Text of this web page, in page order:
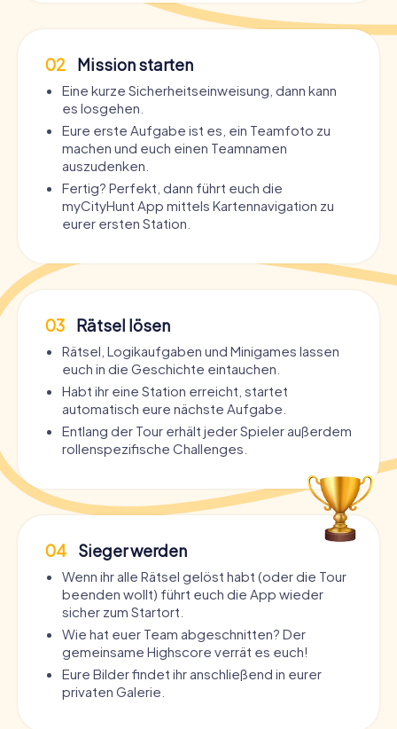
02 Mission starten
Eine kurze Sicherheitseinweisung, dann kann
es losgehen.
Eure erste Aufgabe ist es, ein Teamfoto zu
machen und euch einen Teamnamen
auszudenken.
Fertig? Perfekt, dann führt euch die
myCityHunt App mittels Kartennavigation zu
eurer ersten Station.
03 Rätsel lösen
Rätsel, Logikaufgaben und Minigames lassen
euch in die Geschichte eintauchen.
Habt ihr eine Station erreicht, startet
automatisch eure nächste Aufgabe.
Entlang der Tour erhält jeder Spieler außerdem
rollenspezifische Challenges.
04 Sieger werden
Wenn ihr alle Rätsel gelöst habt (oder die Tour
beenden wollt) führt euch die App wieder
sicher zum Startort.
Wie hat euer Team abgeschnitten? Der
gemeinsame Highscore verrät es euch!
Eure Bilder findet ihr anschließend in eurer
privaten Galerie.